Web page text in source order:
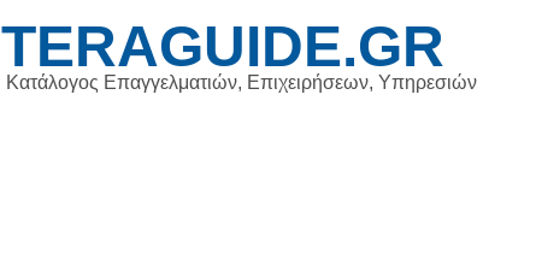
Κατάλογος Επαγγελματιών, Επιχειρήσεων, Υπηρεσιών
TERAGUIDE.GR